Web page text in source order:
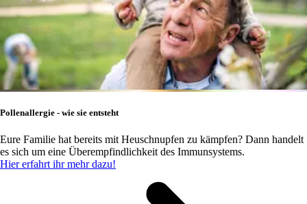
Pollenallergie - wie sie entsteht
Eure Familie hat bereits mit Heuschnupfen zu kämpfen? Dann handelt
es sich um eine Überempfindlichkeit des Immunsystems.
Hier erfahrt ihr mehr dazu!